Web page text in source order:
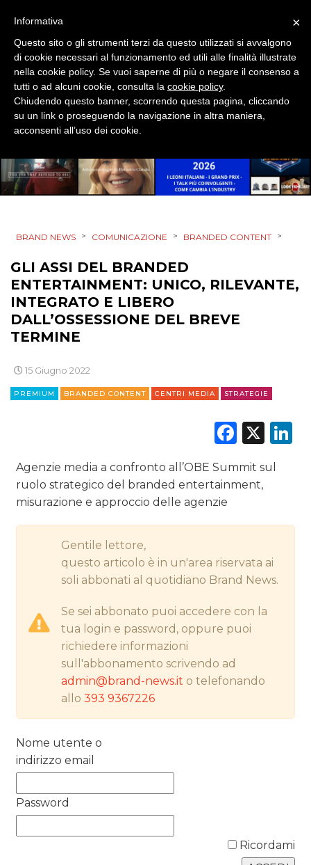
PROMOZIONI
PRODOTTI
CSR
CINEMA
DIGITALE
ESTERNA
RICERCHE
PREVISIONI/SCENARI
NORMATIVE
OPINIONI
BRAND NEWS > COMUNICAZIONE > BRANDED CONTENT >
GLI ASSI DEL BRANDED
ENTERTAINMENT: UNICO, RILEVANTE,
INTEGRATO E LIBERO
DALL’OSSESSIONE DEL BREVE
TERMINE
15 Giugno 2022
PREMIUM BRANDED CONTENT CENTRI MEDIA STRATEGIE
X
Agenzie media a confronto all’OBE Summit sul
ruolo strategico del branded entertainment,
misurazione e approccio delle agenzie
Gentile lettore,
questo articolo è in un'area riservata ai
soli abbonati al quotidiano Brand News.
Se sei abbonato puoi accedere con la
tua login e password, oppure puoi
richiedere informazioni
sull'abbonamento scrivendo ad
admin@brand-news.it o telefonando
allo393 9367226
Nome utente o
indirizzo email
Password
Ricordami
×
Informativa
Questo sito o gli strumenti terzi da questo utilizzati si avvalgono
di cookie necessari al funzionamento ed utili alle finalità illustrate
nella cookie policy. Se vuoi saperne di più o negare il consenso a
tutti o ad alcuni cookie, consulta la cookie policy.
Chiudendo questo banner, scorrendo questa pagina, cliccando
su un link o proseguendo la navigazione in altra maniera,
acconsenti all’uso dei cookie.